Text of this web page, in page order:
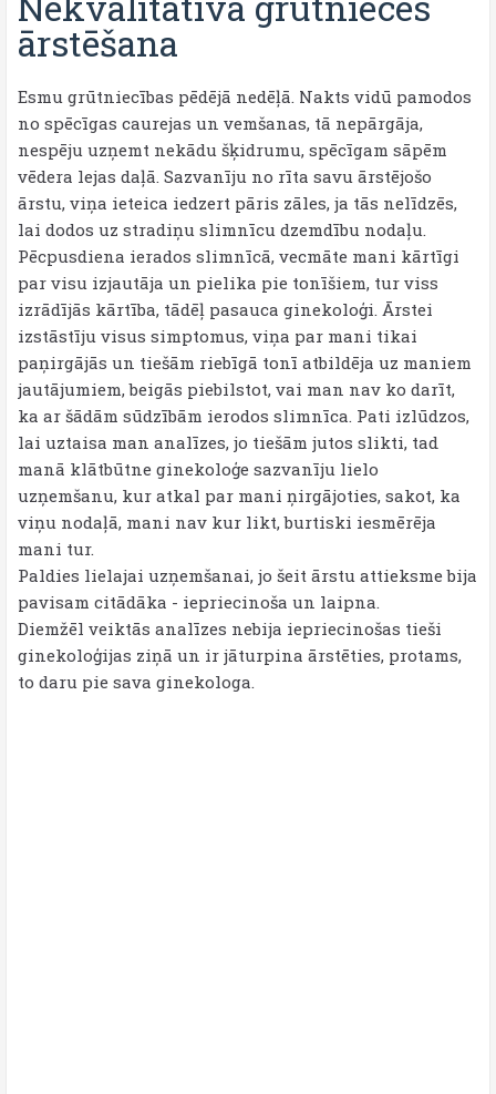
ārstēšana
Esmu grūtniecības pēdējā nedēļā. Nakts vidū pamodos
no spēcīgas caurejas un vemšanas, tā nepārgāja,
nespēju uzņemt nekādu šķidrumu, spēcīgam sāpēm
vēdera lejas daļā. Sazvanīju no rīta savu ārstējošo
ārstu, viņa ieteica iedzert pāris zāles, ja tās nelīdzēs,
lai dodos uz stradiņu slimnīcu dzemdību nodaļu.
Pēcpusdiena ierados slimnīcā, vecmāte mani kārtīgi
par visu izjautāja un pielika pie tonīšiem, tur viss
izrādījās kārtība, tādēļ pasauca ginekoloģi. Ārstei
izstāstīju visus simptomus, viņa par mani tikai
paņirgājās un tiešām riebīgā tonī atbildēja uz maniem
jautājumiem, beigās piebilstot, vai man nav ko darīt,
ka ar šādām sūdzībām ierodos slimnīca. Pati izlūdzos,
lai uztaisa man analīzes, jo tiešām jutos slikti, tad
manā klātbūtne ginekoloģe sazvanīju lielo
uzņemšanu, kur atkal par mani ņirgājoties, sakot, ka
viņu nodaļā, mani nav kur likt, burtiski iesmērēja
mani tur.
Paldies lielajai uzņemšanai, jo šeit ārstu attieksme bija
pavisam citādāka - iepriecinoša un laipna.
Diemžēl veiktās analīzes nebija iepriecinošas tieši
ginekoloģijas ziņā un ir jāturpina ārstēties, protams,
to daru pie sava ginekologa.